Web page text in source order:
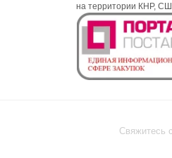
на территории КНР,
Свяжитесь